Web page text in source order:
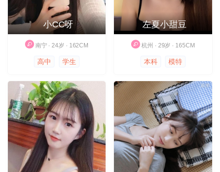
小CC呀
南宁 · 24岁 · 162CM
高中 学生
左夏小甜豆
杭州 · 29岁 · 165CM
本科 模特